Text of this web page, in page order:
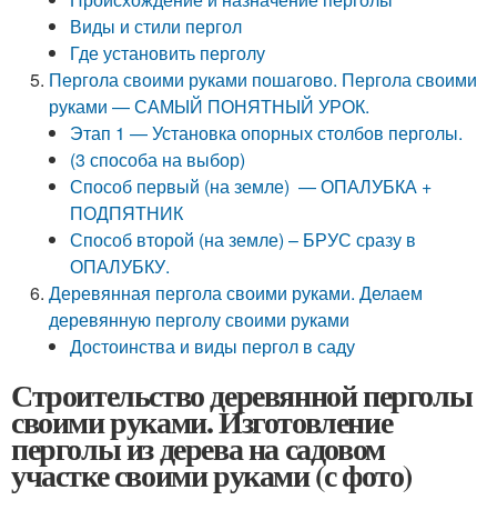
Виды и стили пергол
Где установить перголу
Пергола своими руками пошагово. Пергола своими
руками — САМЫЙ ПОНЯТНЫЙ УРОК.
Этап 1 — Установка опорных столбов перголы.
(3 способа на выбор)
Способ первый (на земле) — ОПАЛУБКА +
ПОДПЯТНИК
Способ второй (на земле) – БРУС сразу в
ОПАЛУБКУ.
Деревянная пергола своими руками. Делаем
деревянную перголу своими руками
Достоинства и виды пергол в саду
Строительство деревянной перголы
своими руками. Изготовление
перголы из дерева на садовом
участке своими руками (с фото)